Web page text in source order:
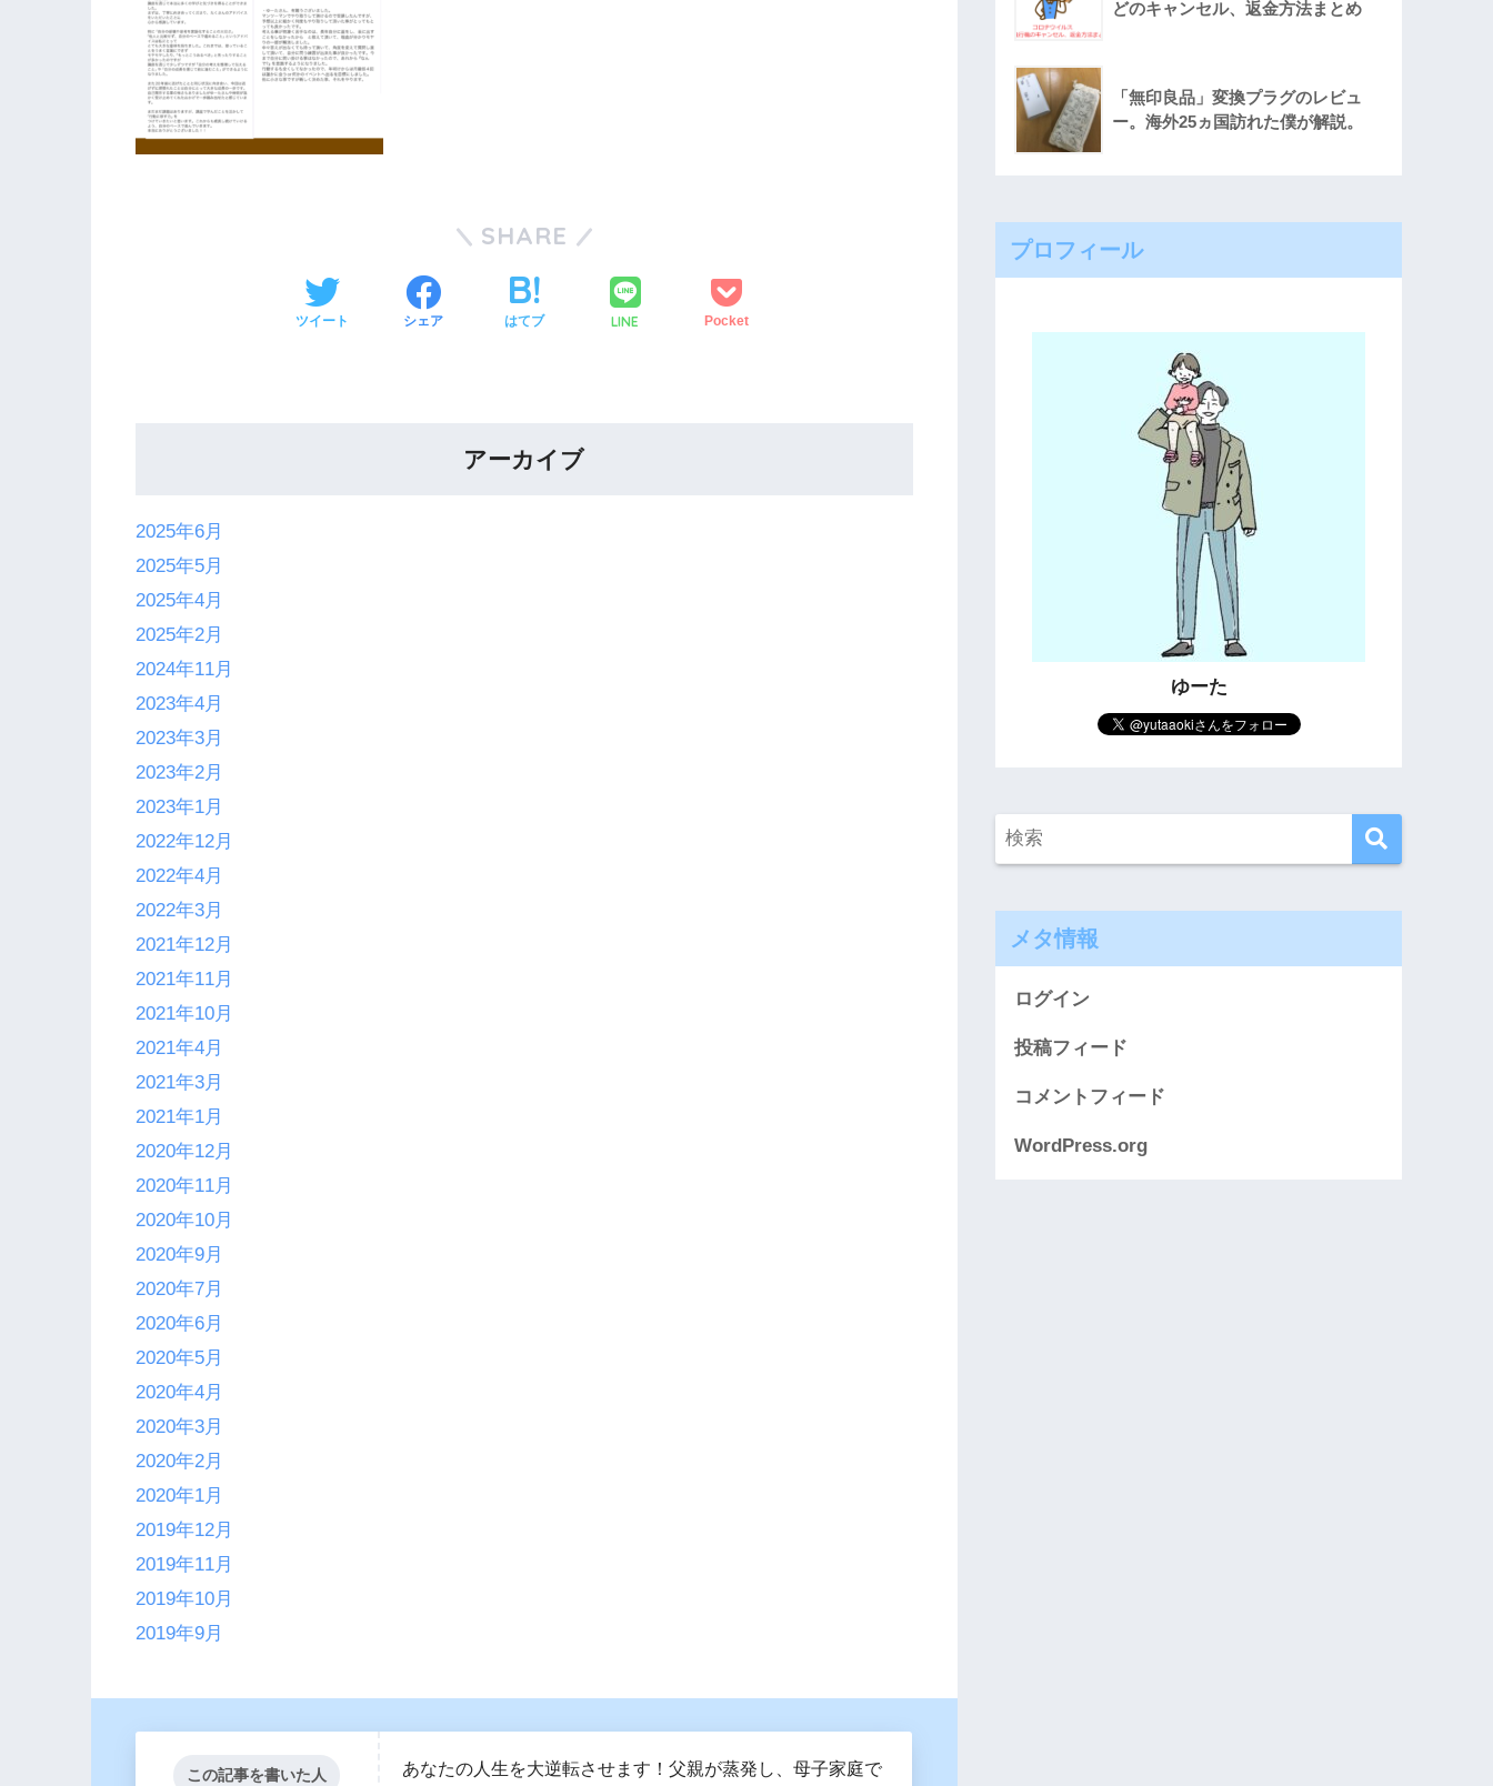
SHARE
ツイート シェア はてブ LINE Pocket
アーカイブ
2025年6月
2025年5月
2025年4月
2025年2月
2024年11月
2023年4月
2023年3月
2023年2月
2023年1月
2022年12月
2022年4月
2022年3月
2021年12月
2021年11月
2021年10月
2021年4月
2021年3月
2021年1月
2020年12月
2020年11月
2020年10月
2020年9月
2020年7月
2020年6月
2020年5月
2020年4月
2020年3月
2020年2月
2020年1月
2019年12月
2019年11月
2019年10月
2019年9月
この記事を書いた人
あなたの人生を大逆転させます！父親が蒸発し、母子家庭で
どのキャンセル、返金方法まとめ
「無印良品」変換プラグのレビュ
ー。海外25ヵ国訪れた僕が解説。
プロフィール
ゆーた
メタ情報
ログイン
投稿フィード
コメントフィード
WordPress.org